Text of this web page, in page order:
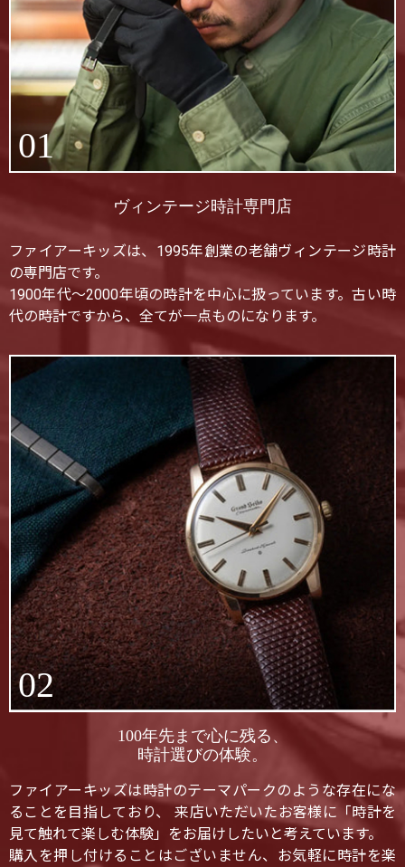
01
ヴィンテージ時計専門店
ファイアーキッズは、1995年創業の老舗ヴィンテージ時計
の専門店です。
1900年代〜2000年頃の時計を中心に扱っています。古い時
代の時計ですから、全てが一点ものになります。
02
100年先まで心に残る、
時計選びの体験。
ファイアーキッズは時計のテーマパークのような存在にな
ることを目指しており、 来店いただいたお客様に「時計を
見て触れて楽しむ体験」をお届けしたいと考えています。
購入を押し付けることはございません、お気軽に時計を楽